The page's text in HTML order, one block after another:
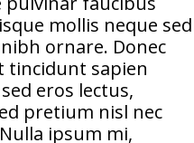
mollis neque sed
ornare. Donec
tincidunt sapien
eros lectus,
pretium nisl nec
ipsum mi,